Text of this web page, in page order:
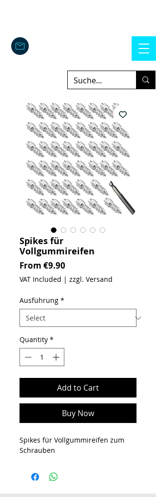
Spikes für
Vollgummireifen
From €9.90
VAT Included | zzgl. Versand
Ausführung *
Quantity *
Add to Cart
Buy Now
Spikes für Vollgummireifen zum
Schrauben